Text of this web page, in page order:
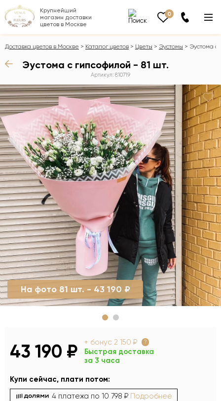
Крупнейший
магазин доставки
цветов в Москве
0
Доставка цветов в Москве Каталог цветов Цветы Эустомы Эустома с
Эустома с гипсофилой - 81 шт.
Артикул: 810719
На фото 81 шт. - 43 190 ₽
43 190 ₽ + бонус 2 150 ₽ ?
Быстрая доставка
за 3 часа
Купи сейчас, плати потом:
4 платежа по 10 798 ₽ Подробнее